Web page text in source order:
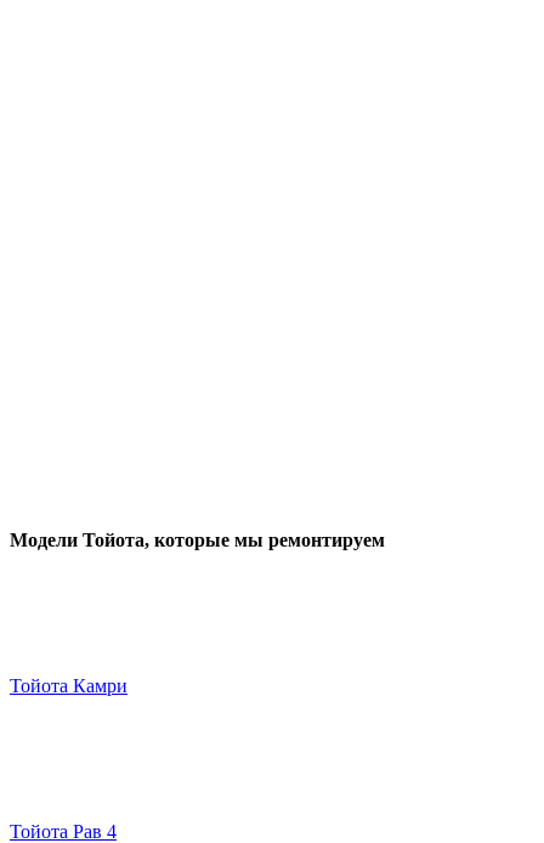
Модели Тойота, которые мы ремонтируем
Тойота Камри
Тойота Рав 4